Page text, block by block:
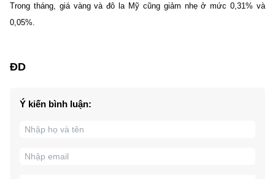
Trong tháng, giá vàng và đô la Mỹ cũng giảm nhẹ ở mức 0,31% và
0,05%.
ĐD
Ý kiến bình luận: